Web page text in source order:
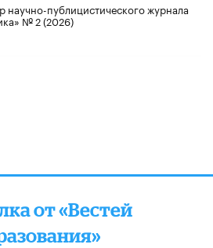
научно-публицистического журнала
№ 2 (2026)
от «Вестей